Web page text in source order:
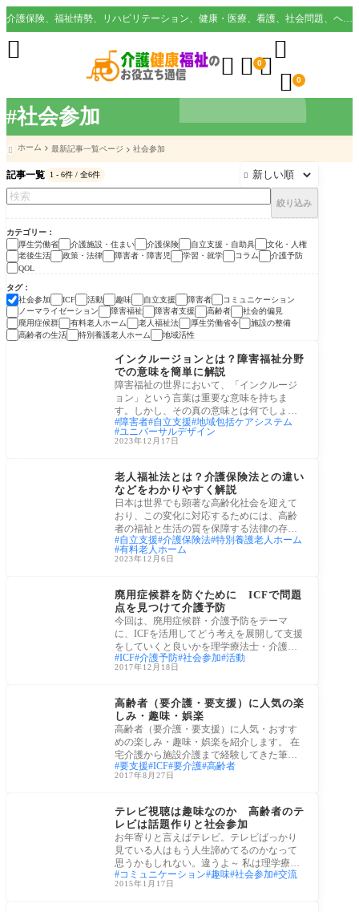
#社会参加
介護保険、福祉情勢、リハビリテーション、健康・医療、看護、社会問題、ヘルスケア業界など様々な切り口から役立つ情報を配信。
  0

 0

 ホーム 最新記事一覧ページ 社会参加
記事一覧 1 - 6件 / 全6件 
絞り込み
カテゴリー
厚生労働省
介護施設・住まい 介護保険 自立支援・自助具
文化・人権
老後生活
政策・法律 障害者・障害児 学習・就学 コラム
介護予防
QOL
タグ
社会参加
ICF 活動 趣味 自立支援 障害者
コミュニケーション
ノーマライゼーション
障害福祉 障害者支援 高齢者
社会的偏見
廃用症候群
有料老人ホーム 老人福祉法 厚生労働省令
施設の整備
高齢者の生活
特別養護老人ホーム 地域活性
障害者・障害児
インクルージョンとは？障害福祉分野
での意味を簡単に解説
障害福祉の世界において、「インクルージ
ョン」という言葉は重要な意味を持ちま
す。しかし、その真の意味とは何でしょう
か？この
障害者 自立支援 地域包括ケアシステム
ユニバーサルデザイン
2023年12月17日
老人福祉法とは？介護保険法との違い
などをわかりやすく解説
日本は世界でも顕著な高齢化社会を迎えて
おり、この変化に対応するためには、高齢
者の福祉と生活の質を保障する法律の存在
が不可
自立支援 介護保険法 特別養護老人ホーム
有料老人ホーム
2023年12月6日
廃用症候群を防ぐために ICFで問題
点を見つけて介護予防
今回は、廃用症候群・介護予防をテーマ
に、ICFを活用してどう考えを展開して支援
をしていくと良いかを理学療法士・介護支
援専門員
ICF 介護予防 社会参加 活動
2017年12月18日
高齢者（要介護・要支援）に人気の楽
しみ・趣味・娯楽
高齢者（要介護・要支援）に人気・おすす
めの楽しみ・趣味・娯楽を紹介します。 在
宅介護から施設介護まで経験してきた筆者
が、
要支援 ICF 要介護 高齢者
2017年8月27日
テレビ視聴は趣味なのか 高齢者のテ
レビは話題作りと社会参加
お年寄りと言えばテレビ。テレビばっかり
見ている人はもう人生諦めてるのかなって
思うかもしれない。違うよ～ 私は理学療法
士の
コミュニケーション 趣味 社会参加 交流
2015年1月17日